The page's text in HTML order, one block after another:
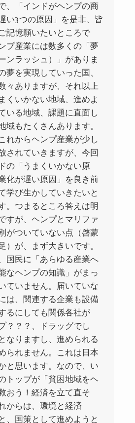
、「インドがヘンプの商
い3つの原因」を是非、皆
記憶願いたいところで
プ産業には数多くの「夢
ンラッシュ）」がありま
夢を実現していった国、
々ありますが、それ以上
くいかない地域、進めよ
いる地域、課題に直面し
域もたくさんあります。
れからヘンプ産業が少し
されていきますが、今回
の「うまくいかない原
化が遅い原因」を良き前
学び生かしていきたいと
。つまるところ答えは明
すが、ヘンプとマリファ
がついていない点（啓蒙
）が、まず大きいです。
国民に「あらゆる産業へ
なヘンプの知識」がまっ
ていません。届いていな
は、関連する企業も設備
るにしても関係各社が
？？？、ドラッグでし
なりますし、進められる
られません。これは日本
と思います。なので、い
トップが「貧困地域をヘ
おう！経済を立て直そ
からは、環境と経済
、国策として進めようと